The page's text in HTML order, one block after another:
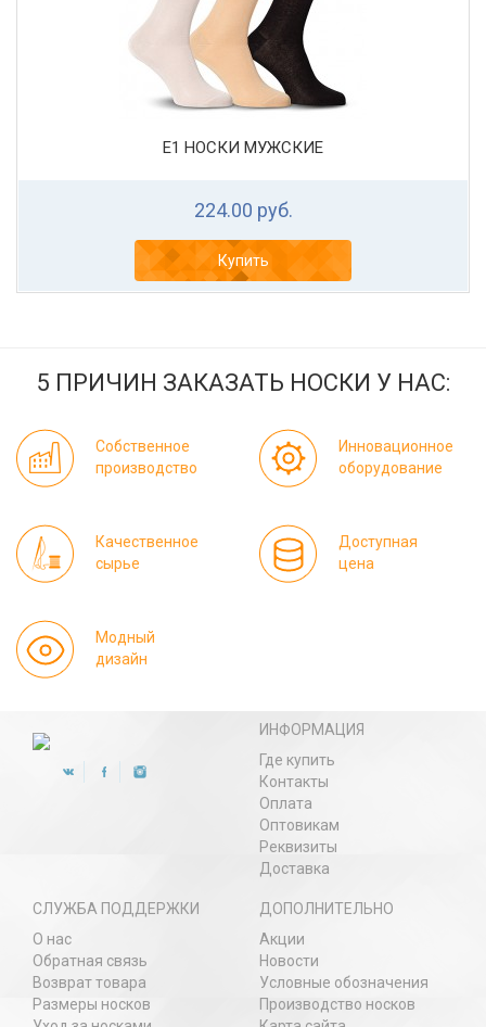
Е1 НОСКИ МУЖСКИЕ
224.00 руб.
Купить
5 ПРИЧИН ЗАКАЗАТЬ НОСКИ У НАС:
Собственное
производство
Инновационное
оборудование
Качественное
сырье
Доступная
цена
Модный
дизайн
ИНФОРМАЦИЯ
Где купить
Контакты
Оплата
Оптовикам
Реквизиты
Доставка
СЛУЖБА ПОДДЕРЖКИ
О нас
Обратная связь
Возврат товара
Размеры носков
ДОПОЛНИТЕЛЬНО
Акции
Новости
Условные обозначения
Производство носков